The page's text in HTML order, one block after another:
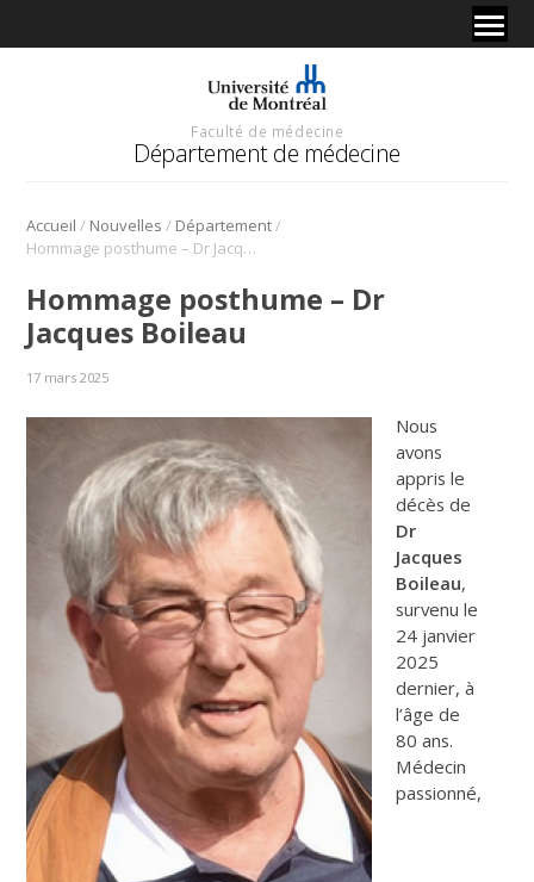
Faculté de médecine
Département de médecine
Accueil / Nouvelles / Département/
Hommage posthume – Dr Jacques Boileau
Hommage posthume – Dr
Jacques Boileau
17 mars 2025
Nous
avons
appris le
décès de
Dr
Jacques
Boileau,
survenu le
24 janvier
2025
dernier, à
l’âge de
80 ans.
Médecin
passionné,